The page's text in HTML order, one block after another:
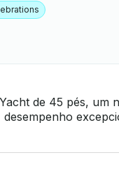
de 45 pés, um
desempenho
criando um